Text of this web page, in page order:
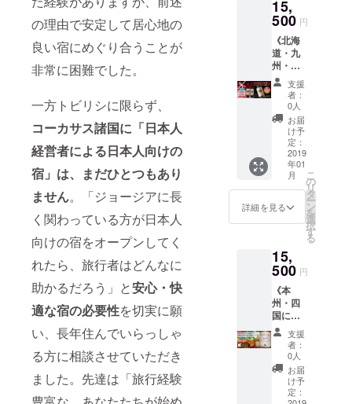
の理由で安定して居心地の
良い宿にめぐり合うことが
非常に困難でした。
一方トビリシに限らず、
コーカサス諸国に「日本人
経営者による日本人向けの
宿」は、まだひとつもあり
ません。「ジョージアに長
く関わっている方が日本人
向けの宿をオープンしてく
れたら、旅行者はどんなに
助かるだろう」と安心・快
適な宿の必要性を切実に願
い、長年住んでいらっしゃ
る方に相談させていただき
ました。先達は「旅行経験
さに関
しまし
ては私
たちも
未知で
す。防
寒対策
や暖房
器具な
ど準備
する予
定です
が、寒
さに不
安があ
る方は
事前に
ご相談
い。 ＊
あたた
かい応
援どう
もあり
がとう
ござい
ます＊
してお
りま
す。 ※※
北海
道・九
州・沖
縄にお
届けの
方限定
となっ
ていま
す。本
州・四
国への
配送を
ご希望
される
方は、
コース
をご選
択くだ
さい。
＊あた
たかい
応援ど
うもあ
りがと
うござ
います
希望日
に添え
ないこ
とがあ
ります
ので、
日程に
関して
は事前
にご相
談くだ
さい。
⑥お礼
のお手
紙 nico
から感
謝の気
込めた
直筆お
手紙
を、手
渡しい
たしま
す。 ⑦
これか
ら作成
するゲ
ストハ
ウスの
ウェブ
いたし
ます。
③チョ
コレー
ト 1枚
ジョー
ジアの
かわい
いパッ
ケージ
デザイ
ンの
チョコ
レート
④ポス
ド 3枚
ジョー
なポス
トカー
ド ⑤ ヒ
ンカリ
柄＆ハ
チャプ
リ柄の
靴下2足
セット
●ヒンカ
リ柄
［男女
② B.
「nicot
alishvili
」オリ
ジナル
バッグ
●厚手
キャン
バスポ
ケット
マルチ
トート
(S) ［幅
25cm、
22cm、
底マチ
持ち手
約
3×32c
m］ ●
キャン
バス
トート
バッグ
［幅：
36cm、
がご案
内！半
日トビ
リシ市
内観光
付 お客
さまの
ご興味
あるこ
とやご
要望を
お伺い
し、
nicoか
Tallyの
どちら
かが、
過ごせ
る、あ
なただ
けのト
ビリシ
スペ
シャル
へご案
内しま
す！ ※
公共交
通と徒
日本開
催記念
レロ
（LELO
）ジャ
パンシ
リーズ
の赤ワ
イン2本
セット
●レロ
「サペ
ビ」
赤・辛
口
ヴィン
量：
750ml
］ ●レ
ロ「キ
ンズマ
ラウ
リ」
赤・中
甘口
ヴィン
テージ
2017
15,
500 円
《北海
道・九
州・沖
縄にお
届けの
方コー
ス：
ジョー
ジア産
赤ワイ
ン 2本
セッ
ト》 ①
ラグ
ビー
ワール
プ2019
日本開
催記念
レロ
（LELO
）ジャ
パンシ
リーズ
の赤ワ
イン2本
セット
●レロ
支援
者：
0人
お届
け予
定：
2019
年01
月
詳細を見る
こ
の
リ
タ
ー
ン
を
選
択
す
る
15,
500 円
《本
州・四
国にお
届けの
方コー
ス：ユ
ネスコ
無形文
化遺産
支援
者：
0人
お届
け予
定：